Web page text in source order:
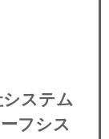
ステム
フシス